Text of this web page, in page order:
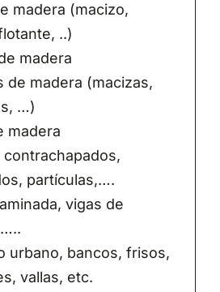
madera (macizo,
..)
madera
de madera (macizas,
…)
madera
contrachapados,
partículas,….
vigas de
urbano, bancos, frisos,
vallas, etc.